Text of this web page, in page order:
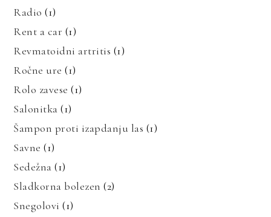
Radio (1)
Rent a car (1)
Revmatoidni artritis (1)
Ročne ure (1)
Rolo zavese (1)
Salonitka (1)
Šampon proti izapdanju las (1)
Savne (1)
Sedežna (1)
Sladkorna bolezen (2)
Snegolovi (1)